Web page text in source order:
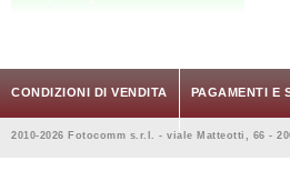
CONDIZIONI DI VENDITA PAGAMENTI E
2010-2026 Fotocomm s.r.l. - viale Matteotti, 66 -